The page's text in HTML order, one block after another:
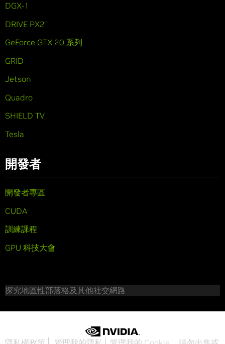
DGX-1
DRIVE PX2
GeForce GTX 20 系列
GRID
Jetson
Quadro
SHIELD TV
Tesla
開發者
開發者專區
CUDA
訓練課程
GPU 科技大會
探究地區性部落格及其他社交網路